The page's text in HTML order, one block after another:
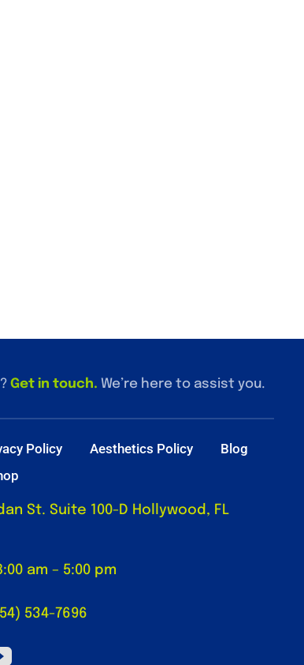
Get in touch. We’re here to assist you.
Policy Aesthetics Policy
Blog
St. Suite 100-D Hollywood, FL
am – 5:00 pm
534-7696